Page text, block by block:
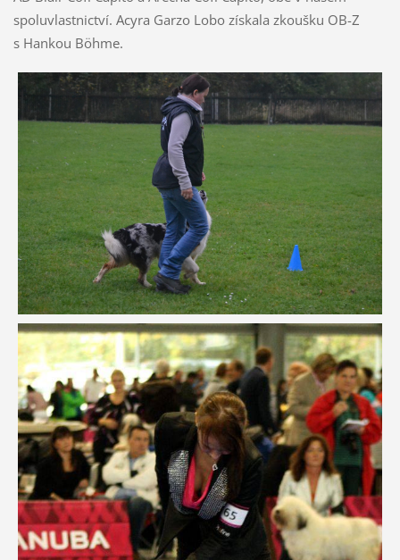
spoluvlastnictví. Acyra Garzo Lobo získala zkoušku OB-Z
s Hankou Böhme.